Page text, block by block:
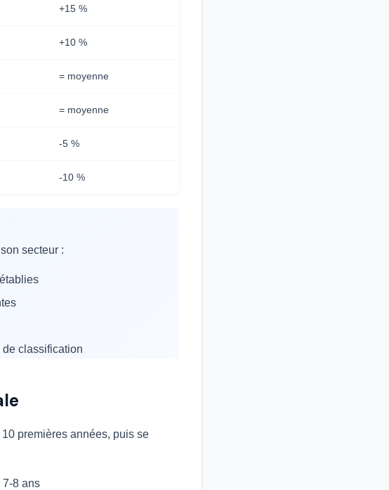
+15 %
+10 %
= moyenne
= moyenne
-5 %
-10 %
secteur :
de classification
premières années, puis se
7-8 ans